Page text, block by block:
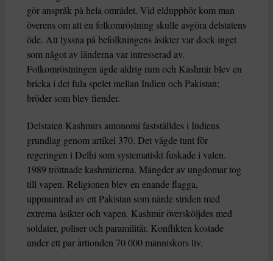
gör anspråk på hela området. Vid eldupphör kom man
överens om att en folkomröstning skulle avgöra delstatens
öde. Att lyssna på befolkningens åsikter var dock inget
som något av länderna var intresserad av.
Folkomröstningen ägde aldrig rum och Kashmir blev en
bricka i det fula spelet mellan Indien och Pakistan;
bröder som blev fiender.
Delstaten Kashmirs autonomi fastställdes i Indiens
grundlag genom artikel 370. Det vägde tunt för
regeringen i Delhi som systematiskt fuskade i valen.
1989 tröttnade kashmirierna. Mängder av ungdomar tog
till vapen. Religionen blev en enande flagga,
uppmuntrad av ett Pakistan som närde striden med
extrema åsikter och vapen. Kashmir översköljdes med
soldater, poliser och paramilitär. Konflikten kostade
under ett par årtionden 70 000 människors liv.